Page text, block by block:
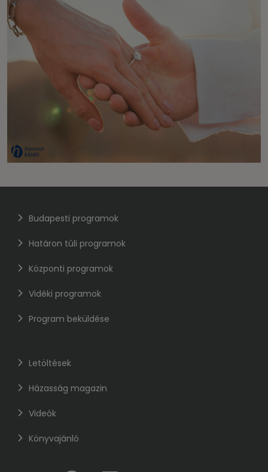
Budapesti programok
Határon túli programok
Központi programok
Vidéki programok
Program beküldése
Letöltések
Házasság magazin
Videók
Könyvajánló